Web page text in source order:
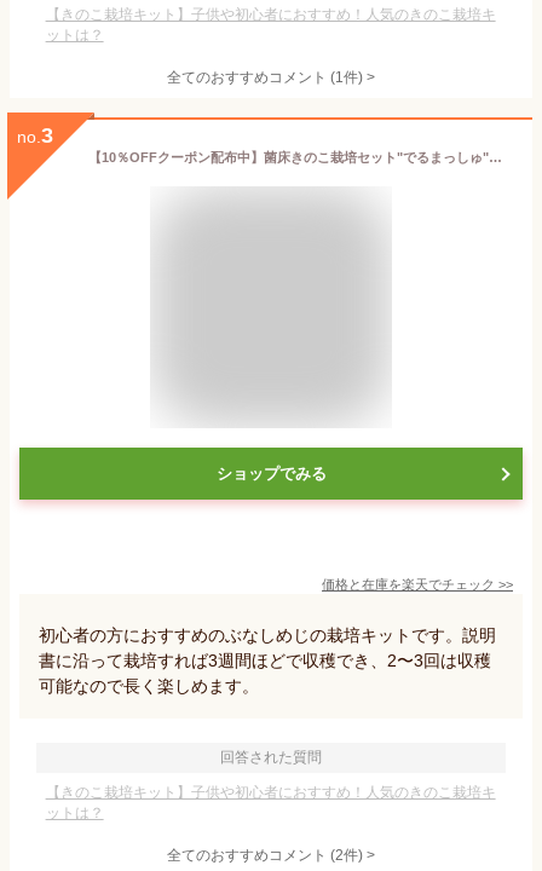
【きのこ栽培キット】子供や初心者におすすめ！人気のきのこ栽培キ
ットは？
全てのおすすめコメント (1件) >
no. 3
【10％OFFクーポン配布中】菌床きのこ栽培セット"でるまっしゅ"ぶなしめじ 【野菜の苗 【セット内容：ぶなしめじ菌床ブロック、日向土、説明書、ビニール袋】／1個売り】キノコ きのこ狩り 栽培キット プレゼント ギフト
ショップでみる
価格と在庫を楽天でチェック >>
初心者の方におすすめのぶなしめじの栽培キットです。説明
書に沿って栽培すれば3週間ほどで収穫でき、2〜3回は収穫
可能なので長く楽しめます。
回答された質問
【きのこ栽培キット】子供や初心者におすすめ！人気のきのこ栽培キ
ットは？
全てのおすすめコメント (2件) >